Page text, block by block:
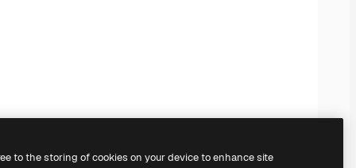
to the storing of cookies on your device to enhance site